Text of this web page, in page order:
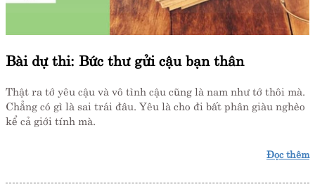
Bài dự thi: Bức thư gửi cậu bạn thân
Thật ra tớ yêu cậu và vô tình cậu cũng là nam như tớ thôi mà.
Chẳng có gì là sai trái đâu. Yêu là cho đi bất phân giàu nghèo
kể cả giới tính mà.
Đọc thêm